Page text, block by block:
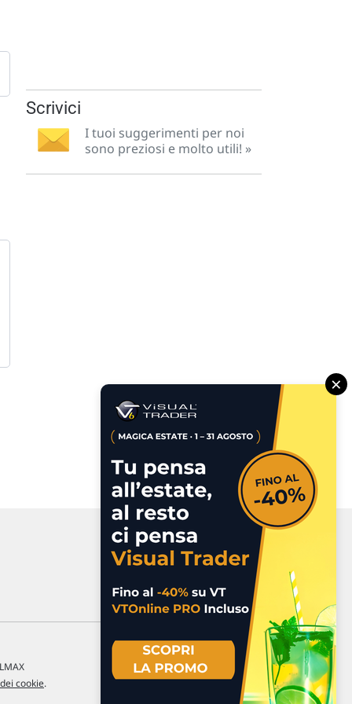
Scrivici
I tuoi suggerimenti per noi
sono preziosi e molto utili! »
cookie.
×